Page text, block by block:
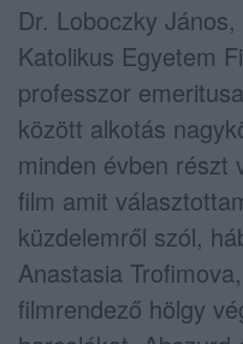
Dr. Loboczky
Katolikus Egyetem
professzor
között alkotás
minden évben részt
film amit
küzdelemről szól,
Anastasia
filmrendező hölgy